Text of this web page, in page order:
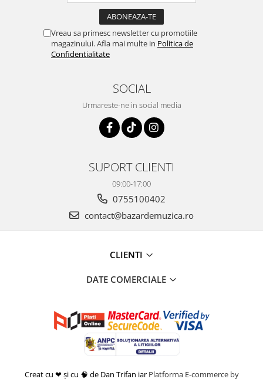
Vreau sa primesc newsletter cu promotiile
magazinului. Afla mai multe in Politica de
Confidentialitate
SOCIAL
Urmareste-ne in social media
SUPORT CLIENTI
09:00-17:00
0755100402
contact@bazardemuzica.ro
CLIENTI
DATE COMERCIALE
Creat cu ❤ și cu 🧠 de Dan Trifan iar Platforma E-commerce by